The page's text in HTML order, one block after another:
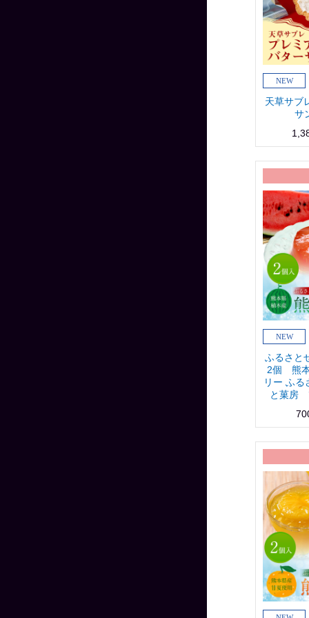
天草サブ
サ
ふるさ
2個 熊
リー ふ
と菓房